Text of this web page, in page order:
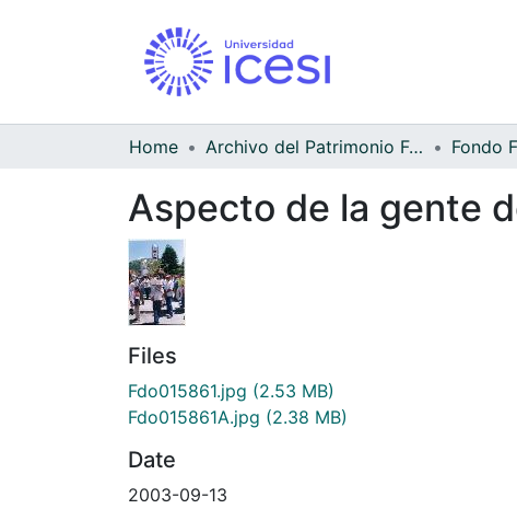
Home Archivo del Patrimonio Fotográfico y Fílmico del Valle del Cauca
Aspecto de la gente
Files
Fdo015861.jpg (2.53 MB)
Fdo015861A.jpg (2.38 MB)
Date
2003-09-13